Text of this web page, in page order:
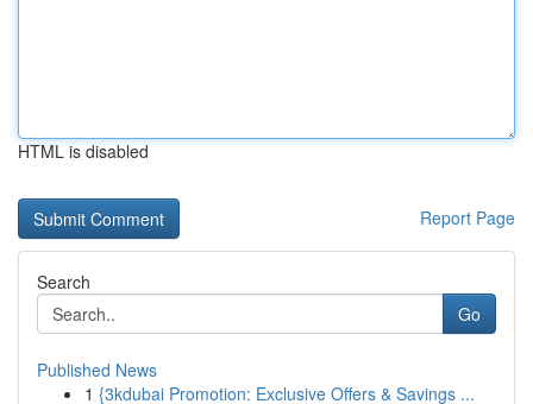
HTML is disabled
Report Page
Search
Go
Published News
1 {3kdubai Promotion: Exclusive Offers & Savings ...